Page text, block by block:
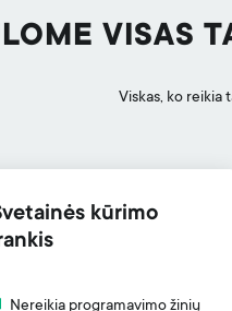
VISAS
Viskas, ko reikia
kūrimo
Nereikia programavimo žinių